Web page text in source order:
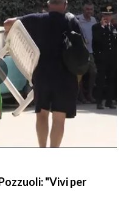
"Vivi per